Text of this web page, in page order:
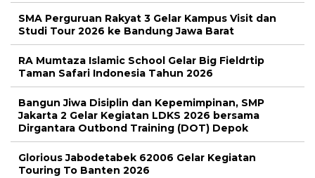
SMA Perguruan Rakyat 3 Gelar Kampus Visit dan
Studi Tour 2026 ke Bandung Jawa Barat
RA Mumtaza Islamic School Gelar Big Fieldrtip
Taman Safari Indonesia Tahun 2026
Bangun Jiwa Disiplin dan Kepemimpinan, SMP
Jakarta 2 Gelar Kegiatan LDKS 2026 bersama
Dirgantara Outbond Training (DOT) Depok
Glorious Jabodetabek 62006 Gelar Kegiatan
Touring To Banten 2026